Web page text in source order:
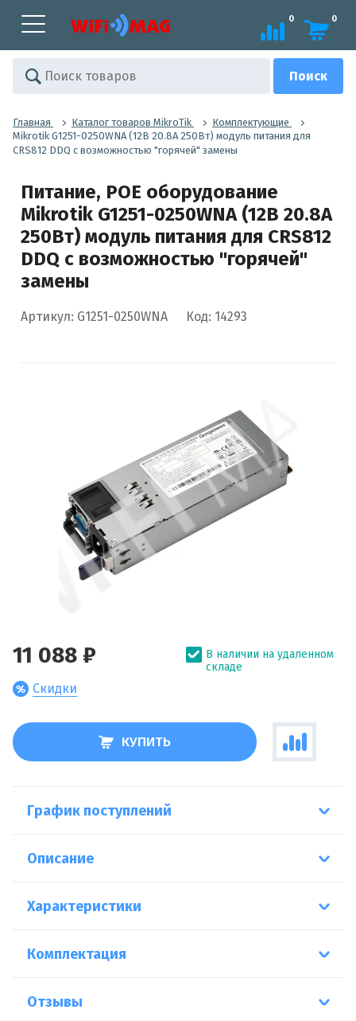
0 0
Главная Каталог товаров MikroTik
Комплектующие
Mikrotik G1251-0250WNA (12В 20.8А 250Вт) модуль питания для
CRS812 DDQ с возможностью "горячей" замены
Питание, POE оборудование
Mikrotik G1251-0250WNA (12В 20.8А
250Вт) модуль питания для CRS812
DDQ с возможностью "горячей"
замены
Артикул: G1251-0250WNA Код: 14293
11 088 ₽
Скидки
В наличии на удаленном
складе
КУПИТЬ
График поступлений
Описание
Характеристики
Комплектация
Отзывы